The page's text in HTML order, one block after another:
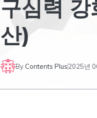
구심력
산)
By Contents Plus2025년